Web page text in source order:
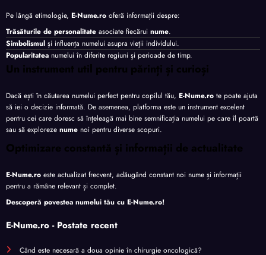
Pe lângă etimologie, E-Nume.ro oferă informații despre:
Trăsăturile de personalitate asociate fiecărui nume.
Simbolismul și influența numelui asupra vieții individului.
Popularitatea numelui în diferite regiuni și perioade de timp.
Un instrument util pentru părinți și curioși
Dacă ești în căutarea numelui perfect pentru copilul tău, E-Nume.ro te poate ajuta
să iei o decizie informată. De asemenea, platforma este un instrument excelent
pentru cei care doresc să înțeleagă mai bine semnificația numelui pe care îl poartă
sau să exploreze nume noi pentru diverse scopuri.
Optimizare constantă și informații de actualitate
E-Nume.ro este actualizat frecvent, adăugând constant noi nume și informații
pentru a rămâne relevant și complet.
Descoperă povestea numelui tău cu E-Nume.ro!
E-Nume.ro - Postate recent
Când este necesară a doua opinie în chirurgie oncologică?